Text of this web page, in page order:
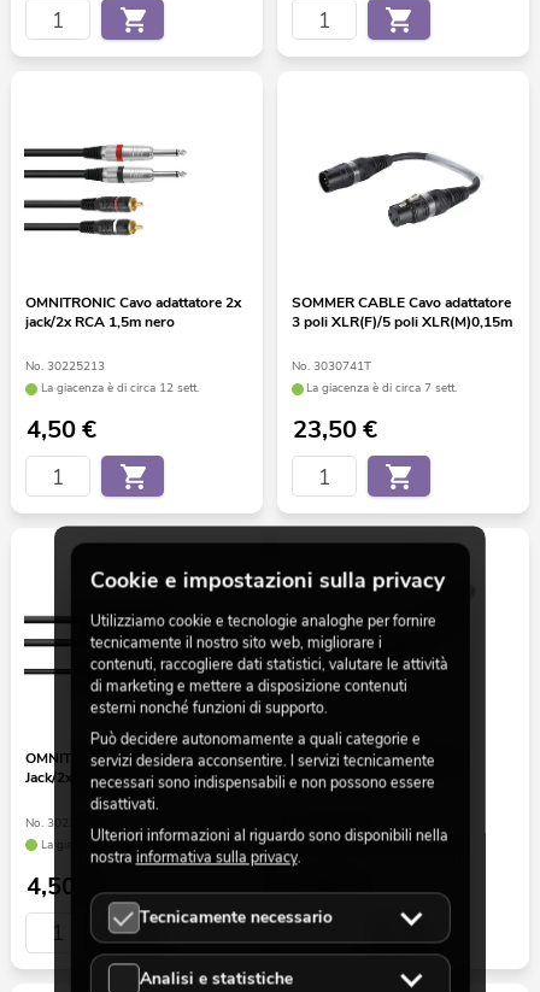
OMNITRONIC Cavo adattatore 2x
jack/2x RCA 1,5m nero
No. 30225213
La giacenza è di circa 12 sett.
4,50€
SOMMER CABLE Cavo adattatore
3 poli XLR(F)/5 poli XLR(M)0,15m
No. 3030741T
La giacenza è di circa 7 sett.
23,50€
OMNITRONIC Adaptercable 3.5
Jack/2xRCA 0,5m bk
No. 3022514X
La giacenza è di circa 12 sett.
4,50 €
OMNITRONIC Adattatore
XLR(F)/jack(F) mono
La giacenza è di circa 12 sett.
4,50€
Cookie e impostazioni sulla privacy
Utilizziamo cookie e tecnologie analoghe per fornire
tecnicamente il nostro sito web, migliorare i
contenuti, raccogliere dati statistici, valutare le attività
di marketing e mettere a disposizione contenuti
esterni nonché funzioni di supporto.
Può decidere autonomamente a quali categorie e
servizi desidera acconsentire. I servizi tecnicamente
necessari sono indispensabili e non possono essere
disattivati.
Ulteriori informazioni al riguardo sono disponibili nella
nostra informativa sulla privacy.
Tecnicamente necessario
Analisi e statistiche